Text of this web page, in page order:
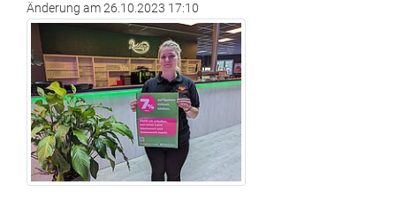
Änderung am26.10.2023 17:10